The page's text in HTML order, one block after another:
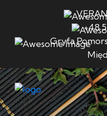
+48
Gryfa